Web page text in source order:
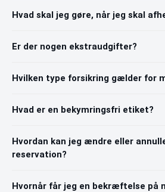
Hvad skal jeg gøre, når jeg skal
Er der nogen ekstraudgifter?
Hvilken type forsikring gælder for
Hvad er en bekymringsfri etiket?
Hvordan kan jeg ændre eller
reservation?
Hvornår får jeg en bekræftelse på